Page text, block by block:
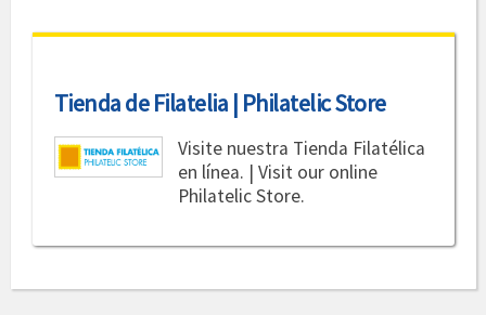
Tienda de Filatelia | Philatelic Store
Visite nuestra Tienda Filatélica
en línea. | Visit our online
Philatelic Store.